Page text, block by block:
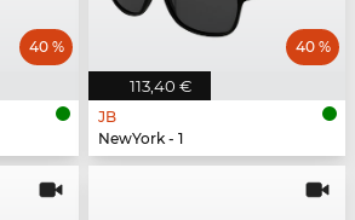
40 %
113,40 €
40 %
JB
NewYork - 1